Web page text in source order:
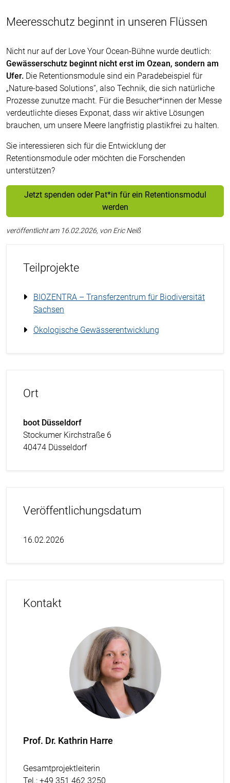
Meeresschutz beginnt in unseren Flüssen
Nicht nur auf der Love Your Ocean-Bühne wurde deutlich:
Gewässerschutz beginnt nicht erst im Ozean, sondern am
Ufer. Die Retentionsmodule sind ein Paradebeispiel für
„Nature-based Solutions“, also Technik, die sich natürliche
Prozesse zunutze macht. Für die Besucher*innen der Messe
verdeutlichte dieses Exponat, dass wir aktive Lösungen
brauchen, um unsere Meere langfristig plastikfrei zu halten.
Sie interessieren sich für die Entwicklung der
Retentionsmodule oder möchten die Forschenden
unterstützen?
Jetzt spenden oder Pat*in für ein Retentionsmodul
werden
veröffentlicht am 16.02.2026, von Eric Neiß
Teilprojekte
BIOZENTRA – Transferzentrum für Biodiversität
Sachsen
Ökologische Gewässerentwicklung
Ort
boot Düsseldorf
Stockumer Kirchstraße 6
40474 Düsseldorf
Veröffentlichungsdatum
16.02.2026
Kontakt
Prof. Dr. Kathrin Harre
Gesamtprojektleiterin
Tel.: +49 351 462 3250